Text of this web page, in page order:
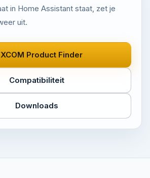
in Home Assistant staat, zet je
uit.
Product Finder
Compatibiliteit
Downloads